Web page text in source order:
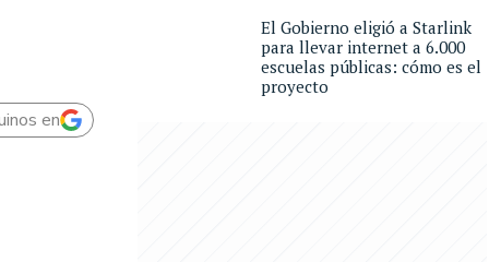
en
El Gobierno eligió a Starlink
para llevar internet a 6.000
escuelas públicas: cómo es el
proyecto